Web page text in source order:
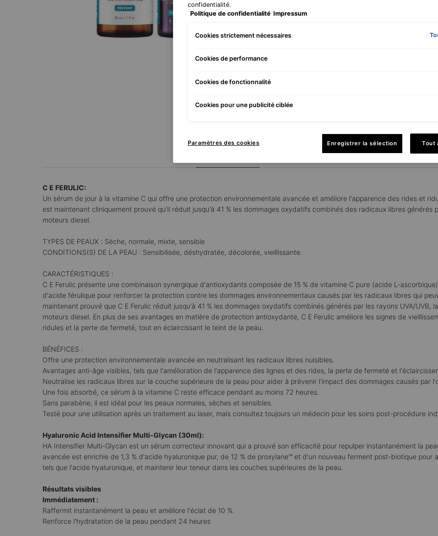
Cet ensemble
Conseils d'utilisation
C E FERULIC:
Un sérum de jour à la vitamine C qui offre une protection environnementale avancée et améliore l'apparence des rides et
est maintenant cliniquement prouvé qu'il réduit jusqu'à 41 % les dommages oxydatifs combinés des radicaux libres générés
moteurs diesel.
TYPES DE PEAUX : Sèche, normale, mixte, sensible
CONDITIONS(S) DE LA PEAU : Sensibilisée, déshydratée, décolorée, vieillissante.
CARACTÉRISTIQUES :
C E Ferulic présente une combinaison synergique d'antioxydants composée de 15 % de vitamine C pure (acide L-
d'acide férulique pour renforcer la protection contre les dommages environnementaux causés par les radicaux libres qui
maintenant prouvé que C E Ferulic réduit jusqu'à 41 % les dommages oxydatifs combinés générés par les rayons UVA/
moteurs diesel. En plus de ses avantages en matière de protection antioxydante, C E Ferulic améliore les signes de
ridules et la perte de fermeté, tout en éclaircissant le teint de la peau.
BÉNÉFICES :
Offre une protection environnementale avancée en neutralisant les radicaux libres nuisibles.
Avantages anti-âge visibles, tels que l'amélioration de l'apparence des lignes et des rides, la perte de fermeté et
Neutralise les radicaux libres sur la couche supérieure de la peau pour aider à prévenir l'impact des dommages causés par
Une fois absorbé, ce sérum à la vitamine C reste efficace pendant au moins 72 heures.
Sans parabène, il est idéal pour les peaux normales, sèches et sensibles.
Testé pour une utilisation après un traitement au laser, mais consultez toujours un médecin pour les soins post-procédure
Hyaluronic Acid Intensifier Multi-Glycan (30ml):
HA Intensifier Multi-Glycan est un sérum correcteur innovant qui a prouvé son efficacité pour repulper instantanément la
avancée est enrichie de 1,3 % d'acide hyaluronique pur, de 12 % de proxylane™ et d'un nouveau ferment post-biotique
tels que l'acide hyaluronique, et maintenir leur teneur dans les couches supérieures de la peau.
Résultats visibles
Immédiatement :
Raffermit instantanément la peau et améliore l'éclat de 10 %.
Renforce l'hydratation de la peau pendant 24 heures
confidentialité.
Politique de confidentialité Impressum
Cookies strictement nécessaires
Cookies de performance
Cookies de fonctionnalité
Cookies pour une publicité ciblée
Paramètres des cookies Enregistrer la sélection Tout